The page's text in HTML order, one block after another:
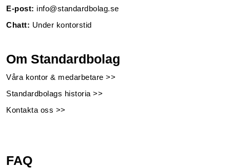
E-post: info@standardbolag.se
Chatt: Under kontorstid
Om Standardbolag
Våra kontor & medarbetare >>
Standardbolags historia >>
Kontakta oss >>
FAQ